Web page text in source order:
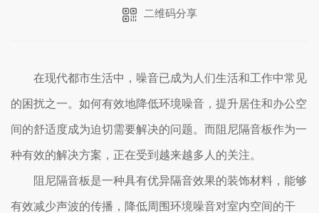
二维码分享
在现代都市生活中，噪音已成为人们生活和工作中常见
的困扰之一。如何有效地降低环境噪音，提升居住和办公空
间的舒适度成为迫切需要解决的问题。而阻尼隔音板作为一
种有效的解决方案，正在受到越来越多人的关注。
阻尼隔音板是一种具有优异隔音效果的装饰材料，能够
有效减少声波的传播，降低周围环境噪音对室内空间的干